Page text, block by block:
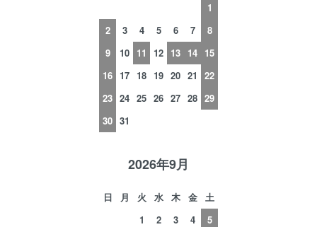
1
2
3 4 5 6 7
8
9
10 11 12 13 14 15
16 17 18 19 20 21
22
23 24 25 26 27 28 29
30 31
2026年9月
日 月 火 水 木 金
土
1
2 3 4
5